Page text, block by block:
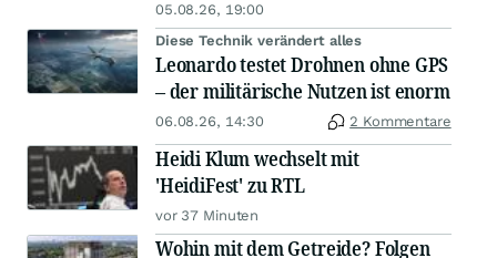
05.08.26, 19:00
Diese Technik verändert alles
Leonardo testet Drohnen ohne GPS
– der militärische Nutzen ist enorm
06.08.26, 14:30 2 Kommentare
Heidi Klum wechselt mit
'HeidiFest' zu RTL
vor 37 Minuten
Wohin mit dem Getreide? Folgen